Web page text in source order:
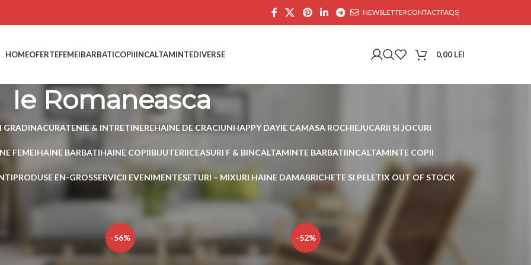
NEWSLETTERCONTACTFAQS
HOMEOFERTEFEMEIBARBATICOPIIINCALTAMINTEDIVERSE 0,00 LEI
Ie Romaneasca
GRADINACURATENIE & INTRETINEREHAINE DE CRACIUNHAPPY DAYIE CAMASA ROCHIEJUCARII SI JOCURI
FEMEIHAINE BARBATIHAINE COPIIBIJUTERIICEASURI F & BINCALTAMINTE BARBATIINCALTAMINTE COPII
PRODUSE EN-GROSSERVICII EVENIMENTESETURI – MIXURI HAINE DAMABRICHETE SI PELETIX OUT OF STOCK
etichetate „Ie Romaneasca” Show 45
-56% -52%